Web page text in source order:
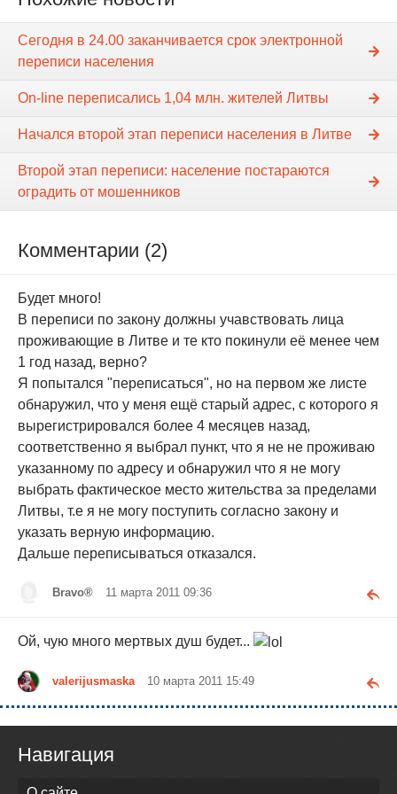
Сегодня в 24.00 заканчивается срок электронной
переписи населения
On-line переписались 1,04 млн. жителей Литвы
Начался второй этап переписи населения в Литве
Второй этап переписи: население постараются
оградить от мошенников
Комментарии (2)
Будет много!
В переписи по закону должны учавствовать лица
проживающие в Литве и те кто покинули её менее чем
1 год назад, верно?
Я попытался "переписаться", но на первом же листе
обнаружил, что у меня ещё старый адрес, с которого я
вырегистрировался более 4 месяцев назад,
соответственно я выбрал пункт, что я не не проживаю
указанному по адресу и обнаружил что я не могу
выбрать фактическое место жительства за пределами
Литвы, т.е я не могу поступить согласно закону и
указать верную информацию.
Дальше переписываться отказался.
Bravo® 11 марта 2011 09:36
Ой, чую много мертвых душ будет...
valerijusmaska 10 марта 2011 15:49
Навигация